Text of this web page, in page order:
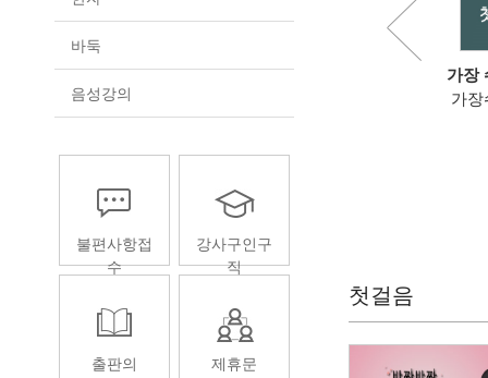
바둑
음성강의
불편사항접
수
강사구인구
직
출판의
제휴문
쉬운 독학 태국어 첫걸음
.
가장 쉬운 스페인어 첫걸음의 모
스페인어첫걸음의모든것
가장
가
첫걸음